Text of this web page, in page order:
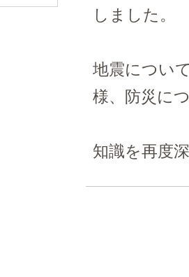
しました。
地震につい
様、防災に
知識を再度